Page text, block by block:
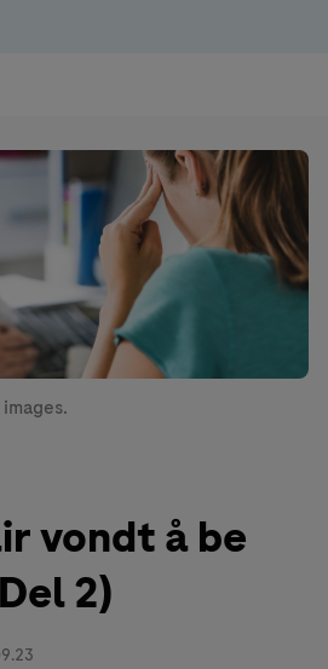
vondt å be
2)